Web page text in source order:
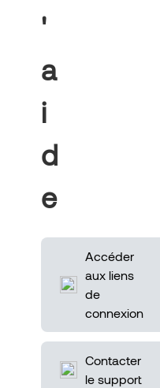
'
a
i
d
e
Accéder
aux liens
de
connexion
Contacter
le support